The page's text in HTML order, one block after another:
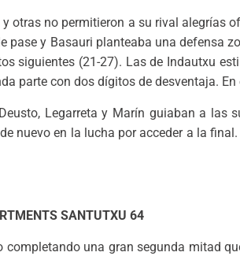
otras no permitieron a su rival alegrías
pase y Basauri planteaba una defensa
siguientes (21-27). Las de Indautxu
parte con dos dígitos de desventaja.
Legarreta y Marín guiaban a las
nuevo en la lucha por acceder a la
SANTUTXU 64
una gran segunda mitad